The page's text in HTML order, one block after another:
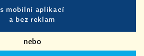
s mobilní aplikací
a bez reklam
nebo